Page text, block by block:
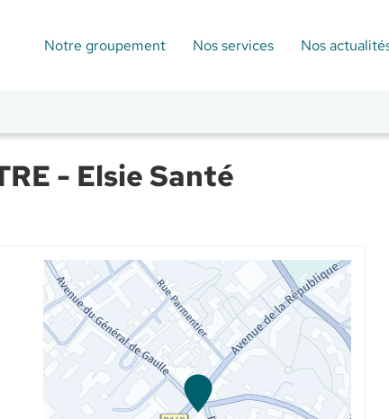
Notre groupement Nos services Nos
- Elsie Santé